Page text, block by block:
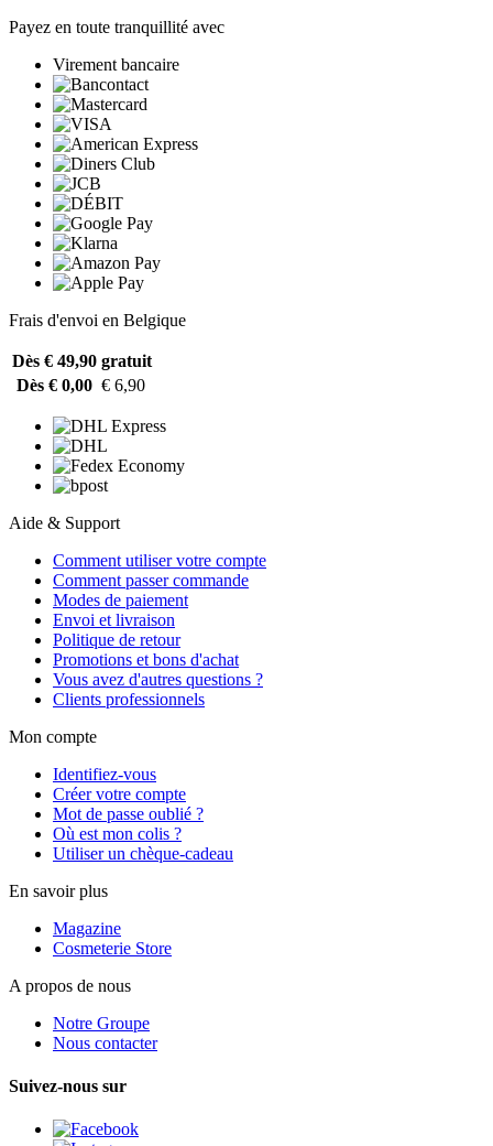
Payez en toute tranquillité avec
Virement bancaire
Frais d'envoi en Belgique
Dès € 49,90 gratuit
Dès € 0,00 € 6,90
Aide & Support
Comment utiliser votre compte
Comment passer commande
Modes de paiement
Envoi et livraison
Politique de retour
Promotions et bons d'achat
Vous avez d'autres questions ?
Clients professionnels
Mon compte
Identifiez-vous
Créer votre compte
Mot de passe oublié ?
Où est mon colis ?
Utiliser un chèque-cadeau
En savoir plus
Magazine
Cosmeterie Store
A propos de nous
Notre Groupe
Nous contacter
Suivez-nous sur